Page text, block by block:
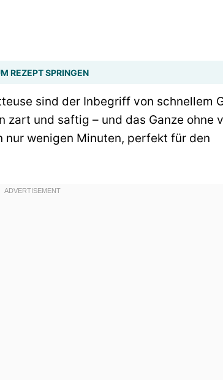
REZEPT SPRINGEN
sind der Inbegriff von schnellem
zart und saftig – und das Ganze ohne
wenigen Minuten, perfekt für den